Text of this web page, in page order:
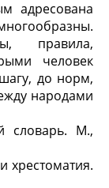
адресована
правила,
человек
до норм,
народами
словарь. М.,
хрестоматия.